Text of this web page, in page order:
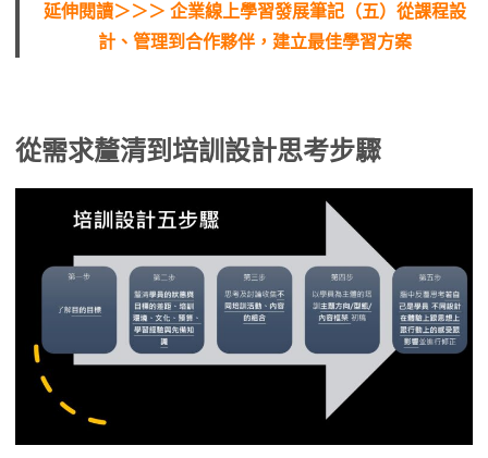
延伸閱讀＞＞＞ 企業線上學習發展筆記（五）從課程設
計、管理到合作夥伴，建立最佳學習方案
從需求釐清到培訓設計思考步驟